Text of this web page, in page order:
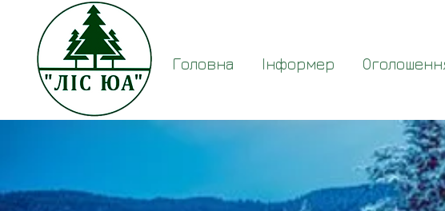
Головна Інформер